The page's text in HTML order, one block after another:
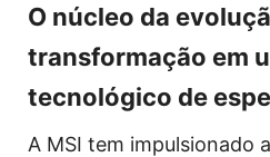
O núcleo da
transformação em
tecnológico de
A MSI tem impulsionado